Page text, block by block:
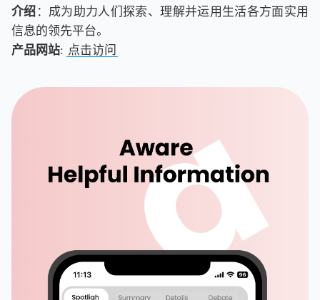
介绍 ：成为助力人们探索、理解并运用生活各方面实用
信息的领先平台。
产品网站: 点击访问